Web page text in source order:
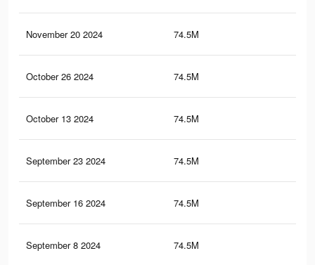
November 20 2024 74.5M
October 26 2024 74.5M
October 13 2024 74.5M
September 23 2024 74.5M
September 16 2024 74.5M
September 8 2024 74.5M